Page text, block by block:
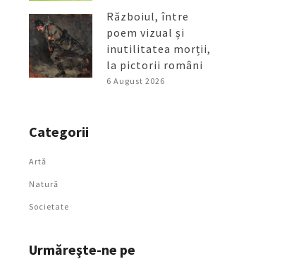
Războiul, între
poem vizual și
inutilitatea morții,
la pictorii români
6 August 2026
Categorii
Artǎ
Natură
Societate
Urmăreşte-ne pe